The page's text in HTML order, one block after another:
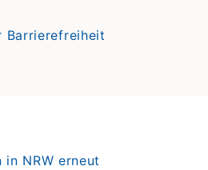
Barrierefreiheit
in NRW erneut